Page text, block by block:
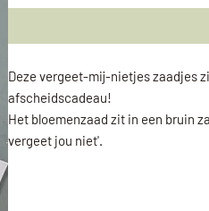
Deze vergeet-mij-nietjes zaadjes
afscheidscadeau!
Het bloemenzaad zit in een bruin
vergeet jou niet'.